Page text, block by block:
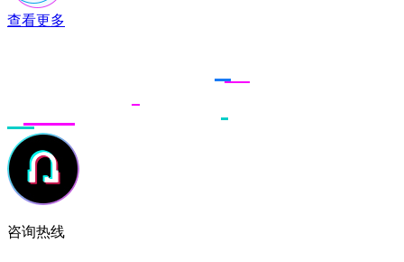
查看更多
咨询热线